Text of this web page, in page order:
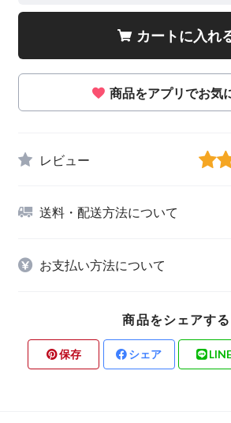
カートに入れ
商品をアプリでお気
レビュー
送料・配送方法について
お支払い方法について
商品をシェアする
保存 シェア